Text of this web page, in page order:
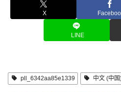
X
LINE
pll_6342aa85e1339 中文 (中国